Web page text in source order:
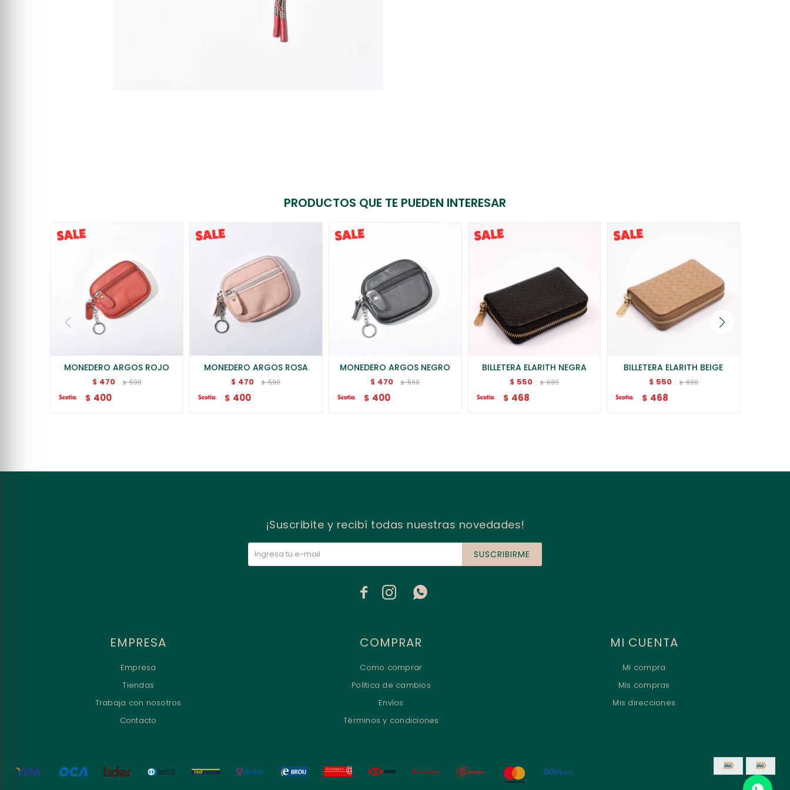
PRODUCTOS QUE TE PUEDEN INTERESAR
MONEDERO ARGOS ROJO
$ 470 $ 590
$ 400
MONEDERO ARGOS ROSA
$ 470 $ 590
$ 400
MONEDERO ARGOS NEGRO
$ 470 $ 590
$ 400
BILLETERA ELARITH NEGRA
$ 550 $ 690
$ 468
BILLETERA ELARITH BEIGE
$ 550 $ 690
$ 468
EMPRESA
Empresa
Tiendas
Trabaja con nosotros
Contacto
COMPRAR
Como comprar
Política de cambios
Envíos
Términos y condiciones
MI CUENTA
Mi compra
Mis compras
Mis direcciones
¡Suscribite y recibí todas nuestras novedades!
SUSCRIBIRME
  